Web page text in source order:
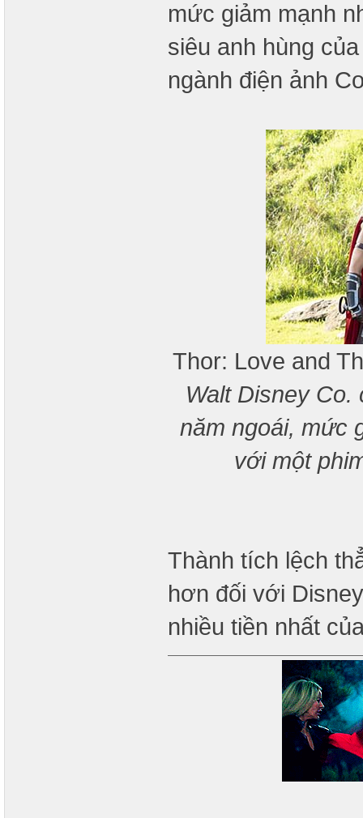
mức giảm mạnh
siêu anh hùng
ngành điện ảnh
Thor: Love and
Walt Disney
năm ngoái, mức
với một
Thành tích lệch
hơn đối với
nhiều tiền nhất